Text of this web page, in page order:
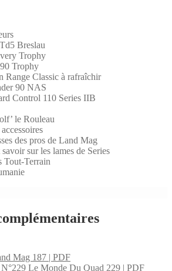
Breslau
Trophy
Trophy
Range Classic à rafraîchir
90 NAS
Control 110 Series IIB
le Rouleau
des pros de Land Mag
sur les lames de Series
Tout-Terrain
Mag 187 | PDF
Le Monde Du Quad 229 | PDF